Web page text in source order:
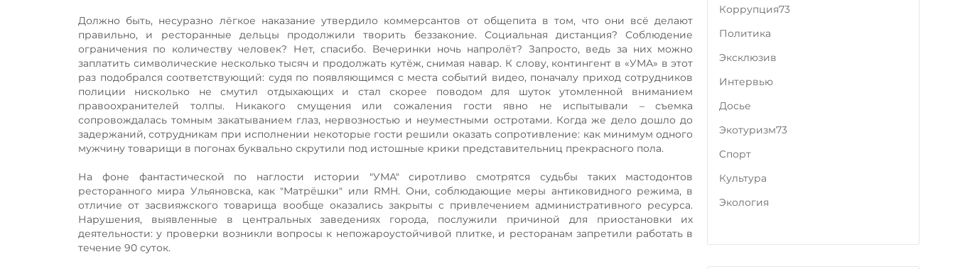
Должно быть, несуразно лёгкое наказание утвердило коммерсантов от общепита в том, что они всё делают
правильно, и ресторанные дельцы продолжили творить беззаконие. Социальная дистанция? Соблюдение
ограничения по количеству человек? Нет, спасибо. Вечеринки ночь напролёт? Запросто, ведь за них можно
заплатить символические несколько тысяч и продолжать кутёж, снимая навар. К слову, контингент в «УМА» в этот
раз подобрался соответствующий: судя по появляющимся с места событий видео, поначалу приход сотрудников
полиции нисколько не смутил отдыхающих и стал скорее поводом для шуток утомленной вниманием
правоохранителей толпы. Никакого смущения или сожаления гости явно не испытывали – съемка
сопровождалась томным закатыванием глаз, нервозностью и неуместными остротами. Когда же дело дошло до
задержаний, сотрудникам при исполнении некоторые гости решили оказать сопротивление: как минимум одного
мужчину товарищи в погонах буквально скрутили под истошные крики представительниц прекрасного пола.
На фоне фантастической по наглости истории "УМА" сиротливо смотрятся судьбы таких мастодонтов
ресторанного мира Ульяновска, как "Матрёшки" или RMH. Они, соблюдающие меры антиковидного режима, в
отличие от засвияжского товарища вообще оказались закрыты с привлечением административного ресурса.
Нарушения, выявленные в центральных заведениях города, послужили причиной для приостановки их
деятельности: у проверки возникли вопросы к непожароустойчивой плитке, и ресторанам запретили работать в
течение 90 суток.
Коррупция73
Политика
Эксклюзив
Интервью
Досье
Экотуризм73
Cпорт
Культура
Экология